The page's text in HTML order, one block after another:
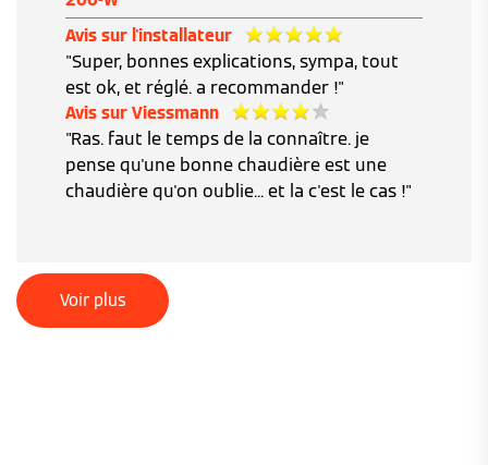
Avis sur l'installateur
"Super, bonnes explications, sympa, tout
est ok, et réglé. a recommander !"
Avis sur Viessmann
"Ras. faut le temps de la connaître. je
pense qu'une bonne chaudière est une
chaudière qu'on oublie... et la c'est le cas !"
Voir plus